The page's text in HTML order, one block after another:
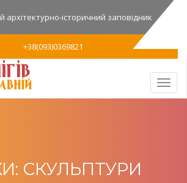
архітектурно-історичний заповідник
+38(093)0369821
СКУЛЬПТУРИ